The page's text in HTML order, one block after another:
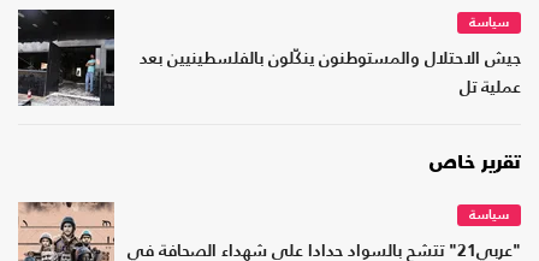
سياسة
جيش الاحتلال والمستوطنون ينكّلون بالفلسطينيين بعد
عملية تل
تقرير خاص
سياسة
"عربي21" تتشح بالسواد حدادا على شهداء الصحافة في